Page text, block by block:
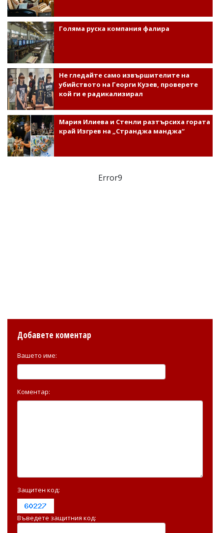
Голяма руска компания фалира
Не гледайте само извършителите на
убийството на Георги Кузев, проверете
кой ги е радикализирал
Мария Илиева и Стенли разтърсиха гората
край Изгрев на „Странджа манджа“
Error9
Добавете коментар
Вашето име:
Коментар:
Защитен код:
Въведете защитния код: